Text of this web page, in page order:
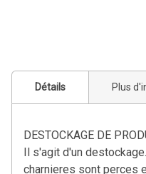
Détails Plus
DESTOCKAGE DE
Il s'agit d'un
charnieres sont perces